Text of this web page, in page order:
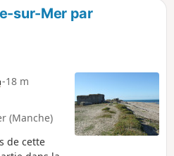
sur-Mer par
-18 m
(Manche)
de cette